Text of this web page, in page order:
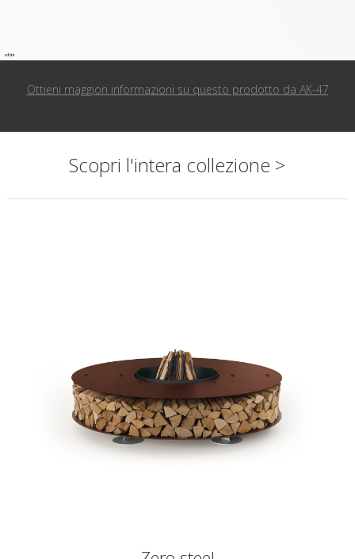
Ottieni maggiori informazioni su questo prodotto da AK-47
Scopri l'intera collezione >